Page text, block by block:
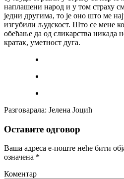
наплашени народ и у том страху
једни другима, то је оно што ме
изгубили људскост. Што се мене
обећање да од сликарства никада
кратак, уметност дуга.
Разговарала: Јелена Јоцић
Оставите одговор
Ваша адреса е-поште неће бити
означена *
Коментар